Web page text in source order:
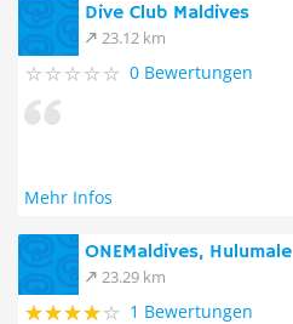
Dive Club Maldives
23.12 km
0 Bewertungen
Mehr Infos
ONEMaldives, Hulumale
23.29 km
1 Bewertungen